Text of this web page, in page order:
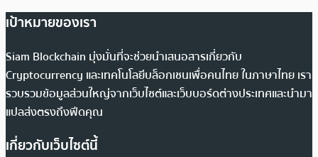
เป้าหมายของเรา
Siam Blockchain มุ่งมั่นที่จะช่วยนำเสนอสารเกี่ยวกับ
Cryptocurrency และเทคโนโลยีบล็อกเชนเพื่อคนไทย ในภาษาไทย เรา
รวบรวมข้อมูลส่วนใหญ่จากเว็บไซต์และเว็บบอร์ดต่างประเทศและนำมา
แปลส่งตรงถึงฟีดคุณ
เกี่ยวกับเว็บไซต์นี้